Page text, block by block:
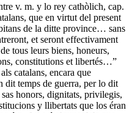
v. m. y lo rey cathòlich, cap.
que en virtut del present
de la ditte province… sans
et seront effectivament
tous leurs biens, honeurs,
constitutions et libertés…”
catalans, encara que
dit temps de guerra, per lo dit
honors, dignitats, privilegis,
y llibertats que los éran